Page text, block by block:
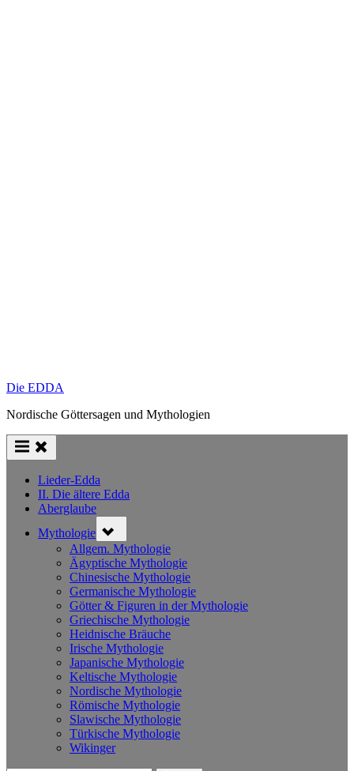
Die EDDA
Nordische Göttersagen und Mythologien
Lieder-Edda
II. Die ältere Edda
Aberglaube
Mythologie sub-
menu
Allgem. Mythologie
Ägyptische Mythologie
Chinesische Mythologie
Germanische Mythologie
Götter & Figuren in der Mythologie
Griechische Mythologie
Heidnische Bräuche
Irische Mythologie
Japanische Mythologie
Keltische Mythologie
Nordische Mythologie
Römische Mythologie
Slawische Mythologie
Türkische Mythologie
Wikinger